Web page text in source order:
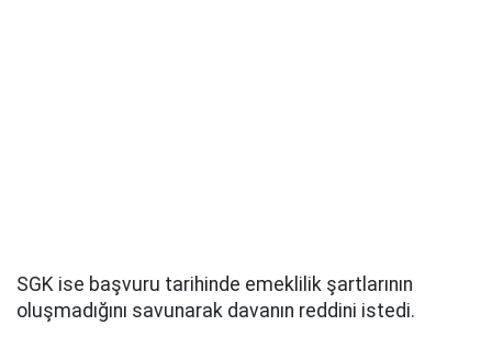
SGK ise başvuru tarihinde emeklilik şartlarının
oluşmadığını savunarak davanın reddini istedi.